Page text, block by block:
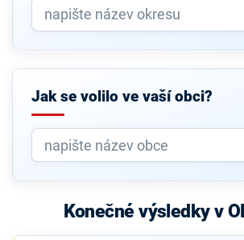
Jak se volilo ve vaší obci?
Konečné výsledky v